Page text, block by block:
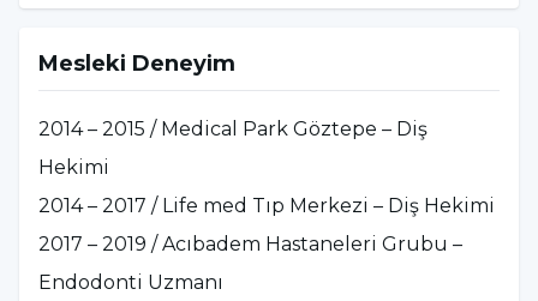
tüm dünyayı ayağa kaldıran Covid-19 salgınının
araştıran bir çalışması yayınlandı.
2020-2022 yılları arasında Yeditepe
Üniversitesi Endodonti Anabilim Dalı'nda
öğretim görevlisi olarak çalıştı; Mayıs 2022'de
aynı bölümde Yardımcı Doçent kadrosuna
Mesleki Deneyim
2014 – 2015 / Medical Park Göztepe – Diş
Hekimi
2014 – 2017 / Life med Tıp Merkezi – Diş Hekimi
2017 – 2019 / Acıbadem Hastaneleri Grubu –
Endodonti Uzmanı